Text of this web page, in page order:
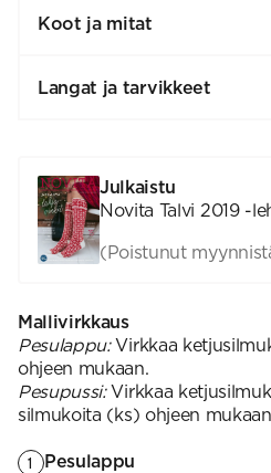
Koot ja mitat
Langat ja tarvikkeet
Julkaistu
Novita Talvi 2019 -
(Poistunut
Mallivirkkaus
Pesulappu:Virkkaa
ohjeen mukaan.
Pesupussi:Virkkaa
silmukoita (ks) ohjeen
1
Pesulappu